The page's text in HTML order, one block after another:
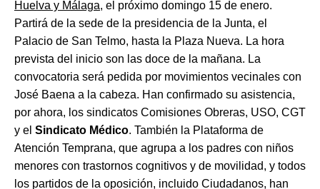
Huelva y Málaga, el próximo domingo 15 de enero.
Partirá de la sede de la presidencia de la Junta, el
Palacio de San Telmo, hasta la Plaza Nueva. La hora
prevista del inicio son las doce de la mañana. La
convocatoria será pedida por movimientos vecinales con
José Baena a la cabeza. Han confirmado su asistencia,
por ahora, los sindicatos Comisiones Obreras, USO, CGT
y el Sindicato Médico. También la Plataforma de
Atención Temprana, que agrupa a los padres con niños
menores con trastornos cognitivos y de movilidad, y todos
los partidos de la oposición, incluido Ciudadanos, han